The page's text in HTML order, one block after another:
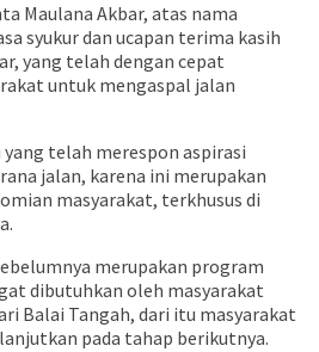
Maulana Akbar, atas nama
syukur dan ucapan terima kasih
yang telah dengan cepat
untuk mengaspal jalan
telah merespon aspirasi
jalan, karena ini merupakan
masyarakat, terkhusus di
merupakan program
dibutuhkan oleh masyarakat
Balai Tangah, dari itu masyarakat
pada tahap berikutnya.